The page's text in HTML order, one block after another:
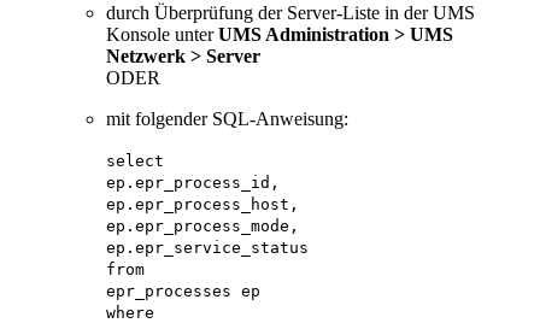
durch Überprüfung der Server-Liste in der UMS
Konsole unterUMS Administration > UMS
Netzwerk > Server
ODER
mit folgender SQL-Anweisung:
select
ep.epr_process_id,
ep.epr_process_host,
ep.epr_process_mode,
ep.epr_service_status
from
epr_processes ep
where